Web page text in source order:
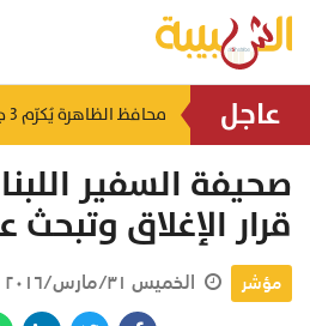
عاجل
منذ ٨ ساعات
صحيفة السفير
قرار الإغلاق
مؤشر الخميس ٣١/مارس/٢٠١٦ ٠١:١٠ ص